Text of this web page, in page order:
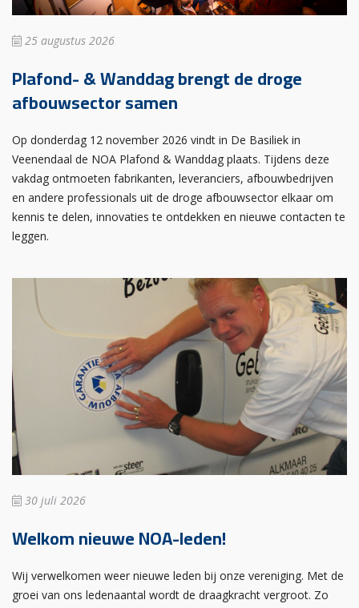
25 augustus 2026
Plafond- & Wanddag brengt de droge
afbouwsector samen
Op donderdag 12 november 2026 vindt in De Basiliek in
Veenendaal de NOA Plafond & Wanddag plaats. Tijdens deze
vakdag ontmoeten fabrikanten, leveranciers, afbouwbedrijven
en andere professionals uit de droge afbouwsector elkaar om
kennis te delen, innovaties te ontdekken en nieuwe contacten te
leggen.
30 juli 2026
Welkom nieuwe NOA-leden!
Wij verwelkomen weer nieuwe leden bij onze vereniging. Met de
groei van ons ledenaantal wordt de draagkracht vergroot. Zo